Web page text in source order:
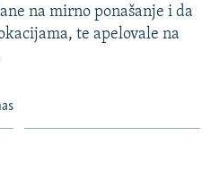
na mirno ponašanje i da
te apelovale na